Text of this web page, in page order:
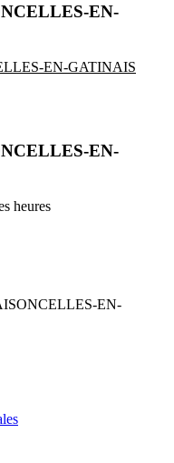
EN-
EN-GATINAIS
EN-
heures
EN-